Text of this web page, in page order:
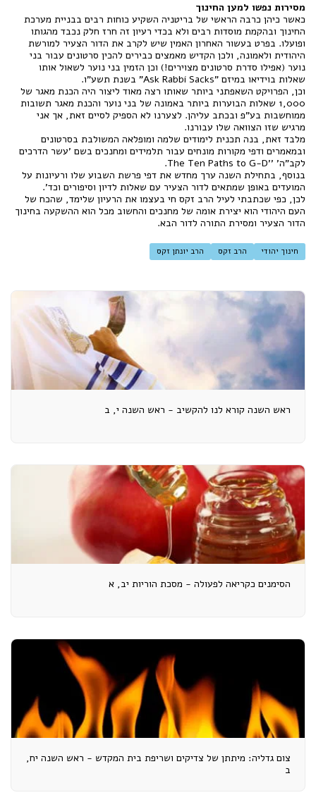
מסירות נפשו למען החינוך
כאשר כיהן כרבה הראשי של בריטניה השקיע כוחות רבים בבניית מערכת
החינוך ובהקמת מוסדות רבים ולא בכדי רעיון זה חרז חלק נכבד מהגותו
ופועלו. בפרט בעשור האחרון האמין שיש לקרב את הדור הצעיר למורשת
היהודית ולאמונה, ולכן הקדיש מאמצים כבירים להכין סרטונים עבור בני
נוער (אפילו סדרת סרטונים מצוירים!) וכן הזמין בני נוער לשאול אותו
שאלות בוידיאו במיזם "Ask Rabbi Sacks" בשנת תשע"ו.
וכן, הפרויקט השאפתני ביותר שאותו רצה מאוד ליצור היה הכנת מאגר של
1,000 שאלות הבוערות ביותר באמונה של בני נוער והכנת מאגר תשובות
ממוחשבות בע"פ ובכתב עליהן. לצערנו לא הספיק לסיים זאת, אך אני
מרגיש שזו הצוואה שלו עבורנו.
מלבד זאת, בנה תכנית לימודים שלמה ומופלאה המשולבת בסרטונים
ובמאמרים ודפי מקורות מונחים עבור תלמידים ומחנכים בשם 'עשר הדרכים
לקב"ה' ''The Ten Paths to G-D.
בנוסף, בתחילת השנה ערך מחדש את דפי פרשת השבוע שלו ורעיונות על
המועדים באופן שמתאים לדור הצעיר עם שאלות לדיון וסיפורים וכד'.
לכן, כפי שכתבתי לעיל הרב זקס חי בעצמו את הרעיון שלימד, שהכח של
העם היהודי הוא יצירת אומה של מחנכים והחשוב מכל הוא ההשקעה בחינוך
הדור הצעיר ומסירת התורה לדור הבא.
חינוך יהודי הרב זקס הרב יונתן זקס
ראש השנה קורא לנו להקשיב - ראש השנה י, ב
הסימנים כקריאה לפעולה - מסכת הוריות יב, א
צום גדליה: מיתתן של צדיקים ושריפת בית המקדש - ראש השנה יח,
ב